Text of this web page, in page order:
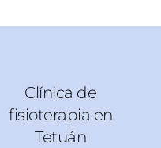
Clínica de
fisioterapia en
Tetuán